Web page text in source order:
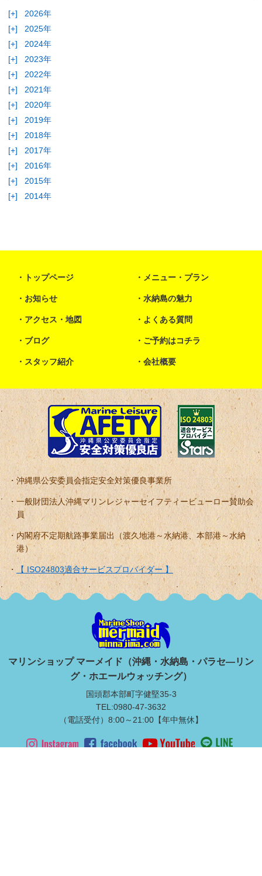
[+]
2026年
[+]
2025年
[+]
2024年
[+]
2023年
[+]
2022年
[+]
2021年
[+]
2020年
[+]
2019年
[+]
2018年
[+]
2017年
[+]
2016年
[+]
2015年
[+]
2014年
トップページ メニュー・プラン
お知らせ 水納島の魅力
アクセス・地図 よくある質問
ブログ ご予約はコチラ
スタッフ紹介 会社概要
沖縄県公安委員会指定安全対策優良事業所
一般財団法人沖縄マリンレジャーセイフティービューロー賛助会
員
内閣府不定期航路事業届出（渡久地港～水納港、本部港～水納
港）
【 ISO24803適合サービスプロバイダー 】
マリンショップ マーメイド（沖縄・水納島・パラセ―リン
グ・ホエールウォッチング）
国頭郡本部町字健堅35-3
TEL:0980-47-3632
（電話受付）8:00～21:00【年中無休】